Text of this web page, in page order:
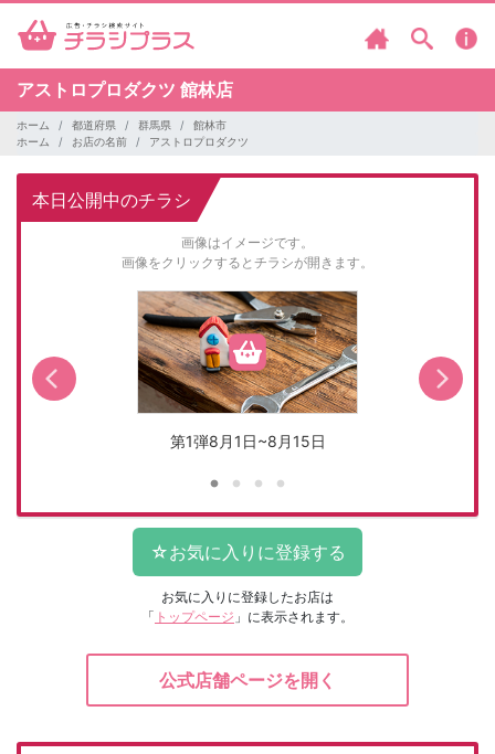
アストロプロダクツ 館林店
ホーム 都道府県 群馬県
館林市
ホーム
お店の名前 アストロプロダクツ
本日公開中のチラシ
画像はイメージです。
画像をクリックするとチラシが開きます。
第1弾8月1日~8月15日
お気に入りに登録したお店は
「 トップページ 」に表示されます。
公式店舗ページを開く